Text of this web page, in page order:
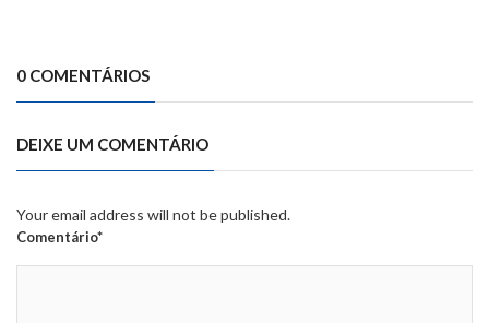
0 COMENTÁRIOS
DEIXE UM COMENTÁRIO
Your email address will not be published.
Comentário*